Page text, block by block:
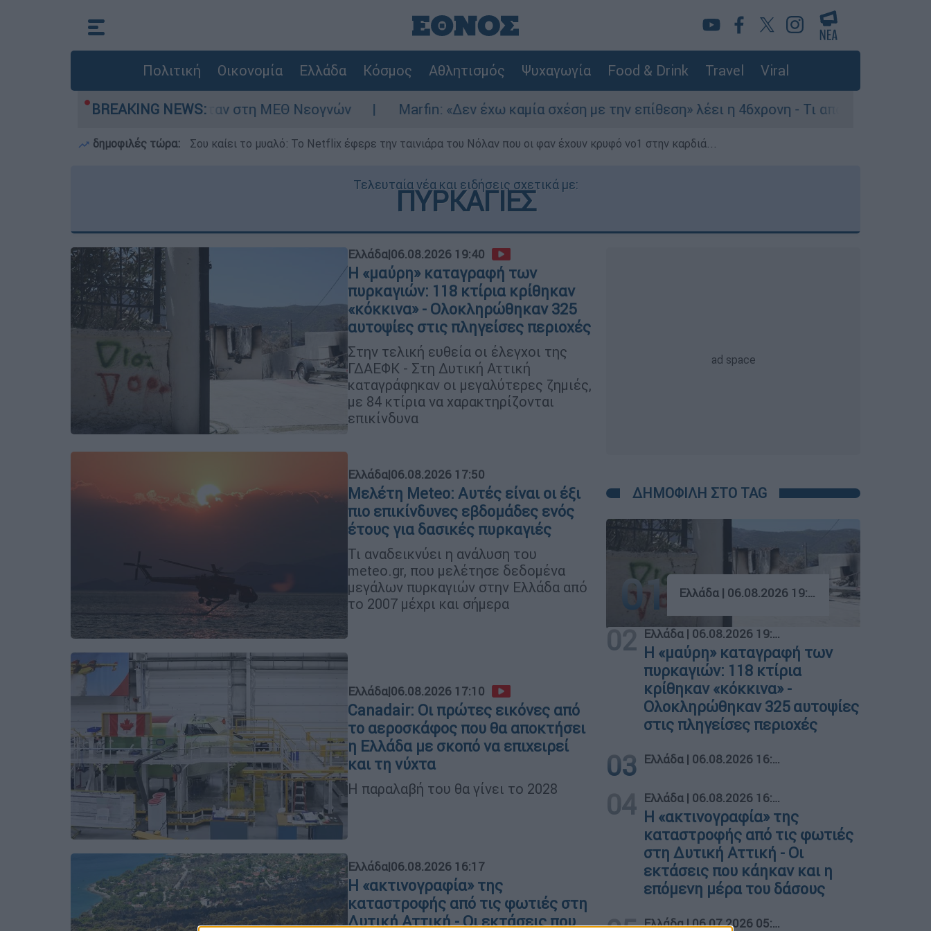
Πολιτική Οικονομία Ελλάδα Κόσμος Αθλητισμός Ψυχαγωγία Food & Drink Travel Viral
BREAKING NEWS:
- Νοσηλευόταν στη ΜΕΘ Νεογνών Marfin: «Δεν έχω καμία σχέση με την επίθεση» λέει η 46χρονη - Τι αποκάλυψε στους
δημοφιλές τώρα: Σου καίει το μυαλό: Το Netflix έφερε την ταινιάρα του Νόλαν που οι φαν έχουν κρυφό νο1 στην καρδιά...
Τελευταία νέα και ειδήσεις σχετικά με:
ΠΥΡΚΑΓΙΕΣ
Ελλάδα|06.08.2026 19:40
Η «μαύρη» καταγραφή των
πυρκαγιών: 118 κτίρια κρίθηκαν
«κόκκινα» - Ολοκληρώθηκαν 325
αυτοψίες στις πληγείσες περιοχές
Στην τελική ευθεία οι έλεγχοι της
ΓΔΑΕΦΚ - Στη Δυτική Αττική
καταγράφηκαν οι μεγαλύτερες ζημιές,
με 84 κτίρια να χαρακτηρίζονται
επικίνδυνα
Ελλάδα|06.08.2026 17:50
Μελέτη Meteo: Αυτές είναι οι έξι
πιο επικίνδυνες εβδομάδες ενός
έτους για δασικές πυρκαγιές
Τι αναδεικνύει η ανάλυση του
meteo.gr, που μελέτησε δεδομένα
μεγάλων πυρκαγιών στην Ελλάδα από
το 2007 μέχρι και σήμερα
Ελλάδα|06.08.2026 17:10
Canadair: Οι πρώτες εικόνες από
το αεροσκάφος που θα αποκτήσει
η Ελλάδα με σκοπό να επιχειρεί
και τη νύχτα
Η παραλαβή του θα γίνει το 2028
Ελλάδα|06.08.2026 16:17
Η «ακτινογραφία» της
καταστροφής από τις φωτιές στη
Δυτική Αττική - Οι εκτάσεις που
ΔΗΜΟΦΙΛΗ ΣΤΟ TAG
01 Ελλάδα | 06.08.2026 19:40
02 Ελλάδα | 06.08.2026 19:40
Η «μαύρη» καταγραφή των
πυρκαγιών: 118 κτίρια
κρίθηκαν «κόκκινα» -
Ολοκληρώθηκαν 325 αυτοψίες
στις πληγείσες περιοχές
03 Ελλάδα | 06.08.2026 16:17
04 Ελλάδα | 06.08.2026 16:17
Η «ακτινογραφία» της
καταστροφής από τις φωτιές
στη Δυτική Αττική - Οι
εκτάσεις που κάηκαν και η
επόμενη μέρα του δάσους
Ελλάδα|06.07.2026 05:40